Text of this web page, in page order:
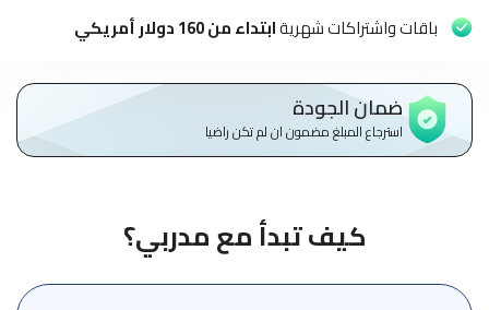
نحن
الشروط
والأحكام
الأساسية
باقات واشتراكات شهريةابتداء من 160 دولار أمريكي
ضمان الجودة
استرجاع المبلغ مضمون ان لم تكن راضيا
كيف تبدأ مع مدربي؟